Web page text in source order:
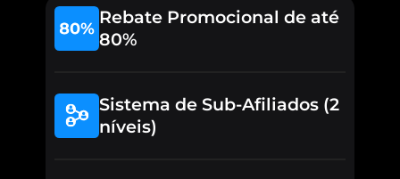
Rebate Promocional de até
80%
Sistema de Sub-Afiliados (2
níveis)